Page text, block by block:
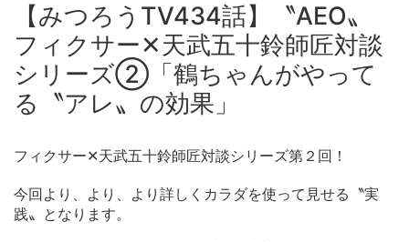
【みつろうTV434話】〝AEO〟
フィクサー✕天武五十鈴師匠対談
シリーズ②「鶴ちゃんがやって
る〝アレ〟の効果」
フィクサー✕天武五十鈴師匠対談シリーズ第２回！
今回より、より、より詳しくカラダを使って見せる〝実
践〟となります。